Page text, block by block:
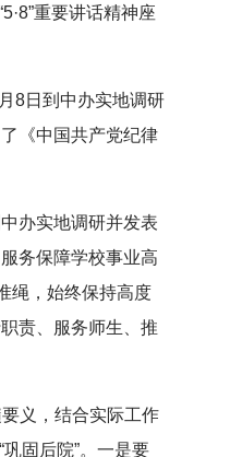
重要讲话精神座
8日到中办实地调研
《中国共产党纪律
办实地调研并发表
务保障学校事业高
绳，始终保持高度
责、服务师生、推
义，结合实际工作
巩固后院”。一是要